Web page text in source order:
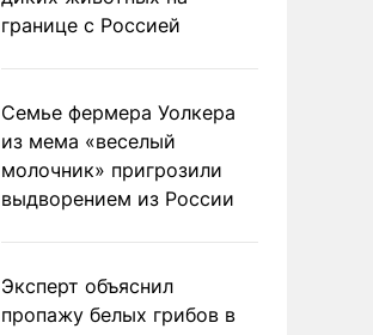
границе с Россией
Семье фермера Уолкера
из мема «веселый
молочник» пригрозили
выдворением из России
Эксперт объяснил
пропажу белых грибов в